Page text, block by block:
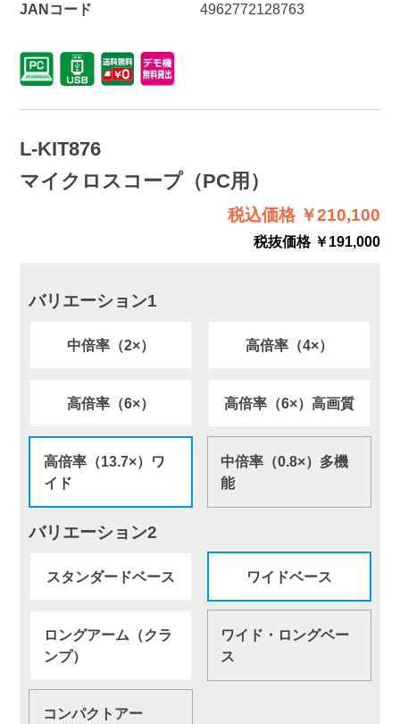
JANコード 4962772128763
L-KIT876
マイクロスコープ（PC用）
税込価格 ￥210,100
税抜価格 ￥191,000
バリエーション1
中倍率（2×） 高倍率（4×）
高倍率（6×） 高倍率（6×）高画質
高倍率（13.7×）ワ
イド
中倍率（0.8×）多機
能
バリエーション2
スタンダードベース ワイドベース
ロングアーム（クラ
ンプ）
ワイド・ロングベー
ス
コンパクトアー